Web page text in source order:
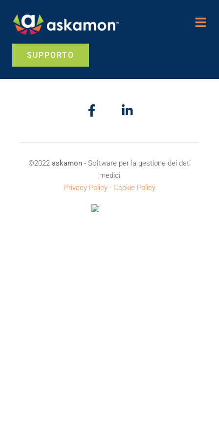
SUPPORTO
©2022 askamon - Software per la gestione dei dati
medici
Privacy Policy- Cookie Policy